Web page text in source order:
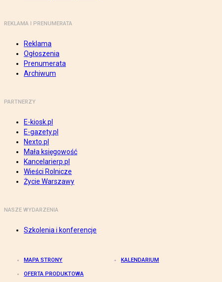
REKLAMA I PRENUMERATA
Reklama
Ogłoszenia
Prenumerata
Archiwum
PARTNERZY
E-kiosk.pl
E-gazety.pl
Nexto.pl
Mała księgowość
Kancelarierp.pl
Wieści Rolnicze
Życie Warszawy
NASZE WYDARZENIA
Szkolenia i konferencje
MAPA STRONY KALENDARIUM
OFERTA PRODUKTOWA